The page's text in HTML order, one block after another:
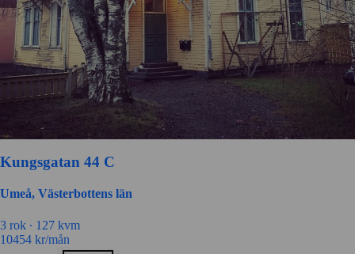
Kungsgatan 44 C
Umeå, Västerbottens län
3 rok ∙ 127 kvm
10454 kr/mån